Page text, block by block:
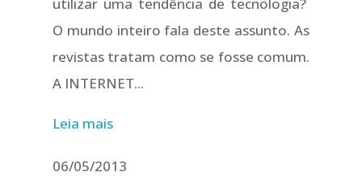
O mundo inteiro fala deste assunto. As
revistas tratam como se fosse comum.
A INTERNET...
Leia mais
06/05/2013